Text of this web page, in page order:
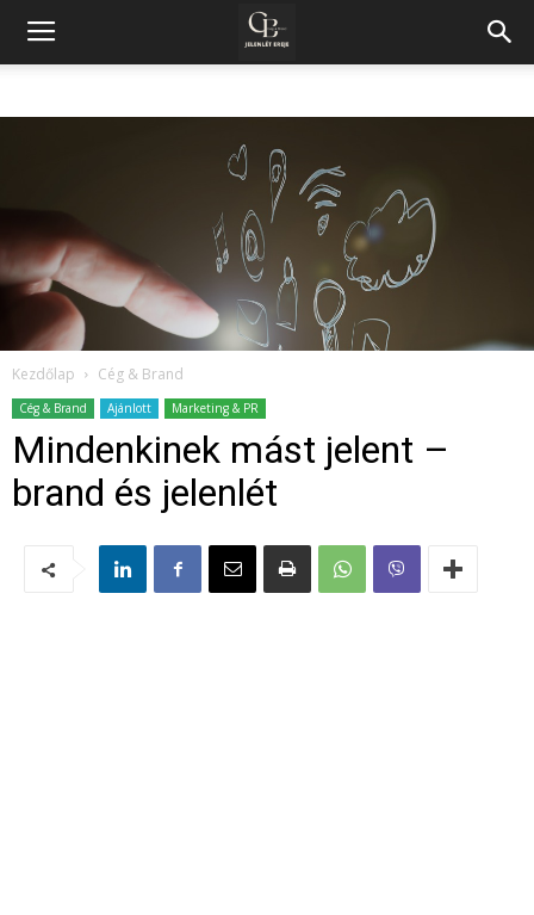
Kezdőlap Cég & Brand
Cég & Brand Ajánlott Marketing & PR
Mindenkinek mást jelent –
brand és jelenlét